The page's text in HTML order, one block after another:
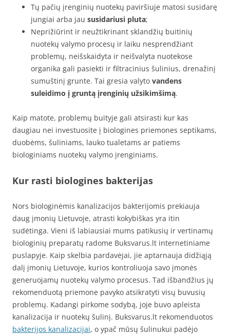
Tų pačių įrenginių nuotekų paviršiuje matosi susidarę
jungiai arba jau susidariusi pluta;
Neprižiūrint ir neužtikrinant sklandžių buitinių
nuotekų valymo procesų ir laiku nesprendžiant
problemų, neišskaidyta ir neišvalyta nuotekose
organika gali pasiekti ir filtracinius šulinius, drenažinį
sumuštinį grunte. Tai gresia valyto vandens
suleidimo į gruntą įrenginių užsikimšimą.
Kaip matote, problemų buityje gali atsirasti kur kas
daugiau nei investuosite į biologines priemones septikams,
duobėms, šuliniams, lauko tualetams ar patiems
biologiniams nuotekų valymo įrenginiams.
Kur rasti biologines bakterijas
Nors biologinėmis kanalizacijos bakterijomis prekiauja
daug įmonių Lietuvoje, atrasti kokybiškas yra itin
sudėtinga. Vieni iš labiausiai mums patikusių ir vertinamų
biologinių preparatų radome Buksvarus.lt internetiniame
puslapyje. Kaip skelbia pardavėjai, jie aptarnauja didžiąją
dalį įmonių Lietuvoje, kurios kontroliuoja savo įmonės
generuojamų nuotekų valymo procesus. Tad išbandžius jų
rekomenduotą priemone pavyko atsikratyti visų buvusių
problemų. Kadangi pirkome sodybą, joje buvo apleista
kanalizacija ir nuotekų šulinį. Buksvarus.lt rekomenduotos
bakterijos kanalizacijai, o ypač mūsų šulinukui padėjo